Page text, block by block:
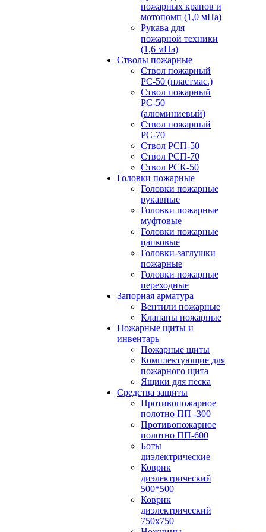
пожарных кранов и
мотопомп (1,0 мПа)
Рукава для
пожарной техники
(1,6 мПа)
Стволы пожарные
Ствол пожарный
РС-50 (пластмас.)
Ствол пожарный
РС-50
(алюминиевый)
Ствол пожарный
РС-70
Ствол РСП-50
Ствол РСП-70
Ствол РСК-50
Головки пожарные
Головки пожарные
рукавные
Головки пожарные
муфтовые
Головки пожарные
цапковые
Головки-заглушки
пожарные
Головки пожарные
переходные
Запорная арматура
Вентили пожарные
Клапаны пожарные
Пожарные щиты и
инвентарь
Пожарные щиты
Комплектующие для
пожарного щита
Ящики для песка
Средства защиты
Противопожарное
полотно ПП -300
Противопожарное
полотно ПП-600
Боты
диэлектрические
Коврик
диэлектрический
500*500
Коврик
диэлектрический
750х750